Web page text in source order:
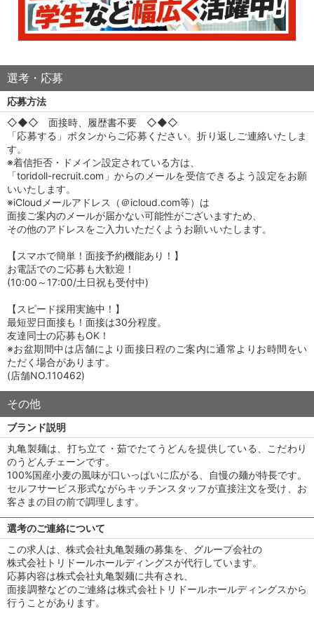
選考・応募
応募方法
◇◆◇ 面接時、履歴書不要 ◇◆◇
「応募する」ボタンからご応募ください。折り返しご連絡いたしま
す。
※着信拒否・ドメイン設定されている方は、
「toridoll-recruit.com」からのメールを受信できるよう設定をお願
いいたします。
※iCloudメールアドレス（＠icloud.com等）は
面接ご案内のメールが届かない可能性がございますため、
その他のアドレスをご入力いただくようお願いいたします。
【スマホで簡単！面接予約機能あり！】
お電話でのご応募も大歓迎！
(10:00～17:00/土日祝も受付中)
【スピード採用実施中！】
最短翌日面接も！面接は30分程度。
友達同士の応募もOK！
※お盆期間中は店舗により面接日程のご案内に通常よりお時間をい
ただく場合があります。
(店舗NO.110462)
その他
ブランド説明
丸亀製麺は、打ち立て・茹でたてうどんを提供している、こだわり
のうどんチェーンです。
100%国産小麦の風味が口いっぱいに広がる、自慢の麺が特長です。
セルフサービス形式ながらキッチンスタッフが直接注文を受け、お
客さまの目の前で調理します。
選考のご連絡について
この求人は、株式会社丸亀製麺の募集を、グループ会社の
株式会社トリドールホールディングスが代行しています。
応募内容は株式会社丸亀製麺に共有され、
面接調整などのご連絡は株式会社トリドールホールディングスから
行うことがあります。